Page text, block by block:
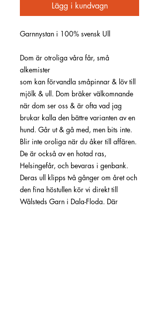
Lägg i kundvagn
Garnnystan i 100% svensk Ull
Dom är otroliga våra får, små
alkemister
som kan förvandla småpinnar & löv till
mjölk & ull. Dom bräker välkomnande
när dom ser oss & är ofta vad jag
brukar kalla den bättre varianten av en
hund. Går ut & gå med, men bits inte.
Blir inte oroliga när du åker till affären.
De är också av en hotad ras,
Helsingefår, och bevaras i genbank.
Deras ull klipps två gånger om året och
den fina höstullen kör vi direkt till
Wålsteds Garn i Dala-Floda. Där